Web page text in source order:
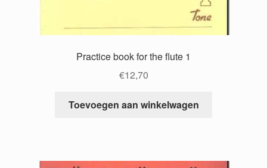
Practice book for the flute 1
€12,70
Toevoegen aan winkelwagen